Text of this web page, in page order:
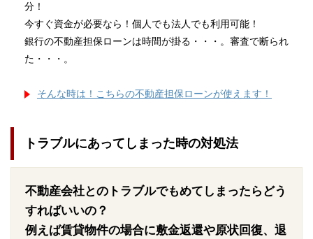
分！
今すぐ資金が必要なら！個人でも法人でも利用可能！
銀行の不動産担保ローンは時間が掛る・・・。審査で断られ
た・・・。
そんな時は！こちらの不動産担保ローンが使えます！
トラブルにあってしまった時の対処法
不動産会社とのトラブルでもめてしまったらどう
すればいいの？
例えば賃貸物件の場合に敷金返還や原状回復、退